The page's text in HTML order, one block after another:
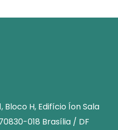
Bloco H, Edifício Íon Sala
018 Brasília / DF